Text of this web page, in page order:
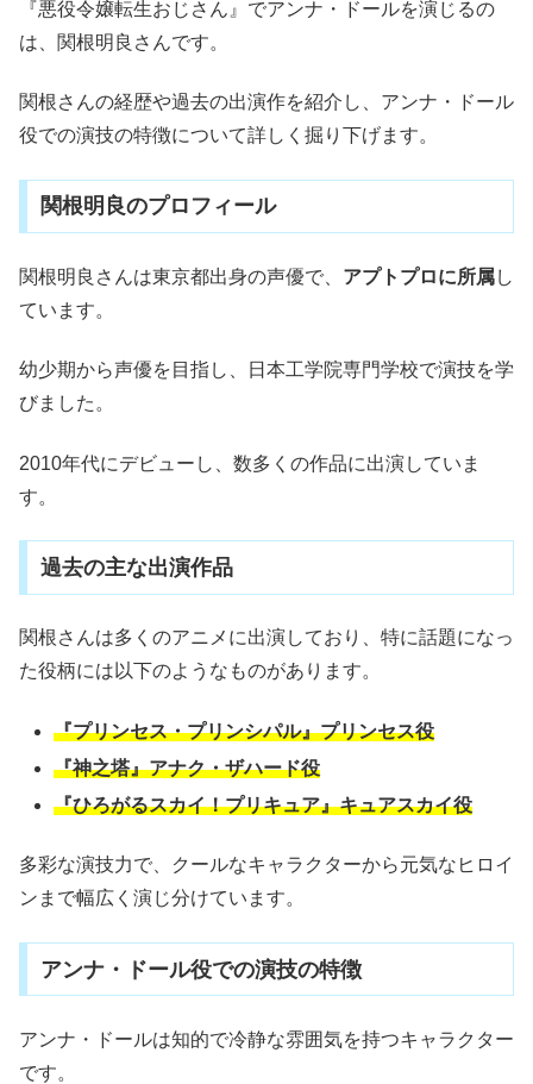
『悪役令嬢転生おじさん』でアンナ・ドールを演じるの
は、関根明良さんです。
関根さんの経歴や過去の出演作を紹介し、アンナ・ドール
役での演技の特徴について詳しく掘り下げます。
関根明良のプロフィール
関根明良さんは東京都出身の声優で、 アプトプロに所属し
ています。
幼少期から声優を目指し、日本工学院専門学校で演技を学
びました。
2010年代にデビューし、数多くの作品に出演していま
す。
過去の主な出演作品
関根さんは多くのアニメに出演しており、特に話題になっ
た役柄には以下のようなものがあります。
『プリンセス・プリンシパル』プリンセス役
『神之塔』アナク・ザハード役
『ひろがるスカイ！プリキュア』キュアスカイ役
多彩な演技力で、クールなキャラクターから元気なヒロイ
ンまで幅広く演じ分けています。
アンナ・ドール役での演技の特徴
アンナ・ドールは知的で冷静な雰囲気を持つキャラクター
です。